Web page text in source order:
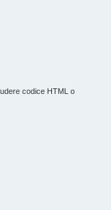
codice HTML o